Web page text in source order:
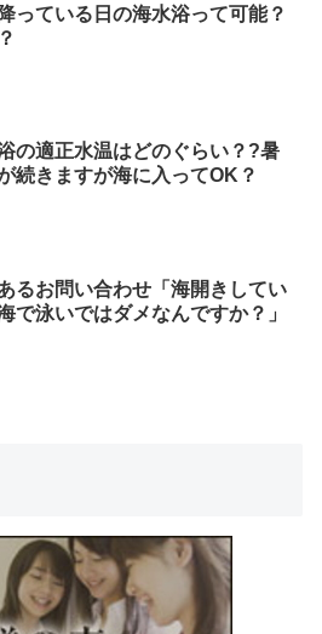
っている日の海水浴って可能？
の適正水温はどのぐらい？?暑
続きますが海に入ってOK？
るお問い合わせ「海開きしてい
で泳いではダメなんですか？」